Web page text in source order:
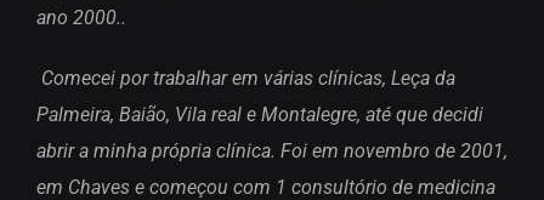
ano 2000..
Comecei por trabalhar em várias clínicas, Leça da
Palmeira, Baião, Vila real e Montalegre, até que decidi
abrir a minha própria clínica. Foi em novembro de 2001,
em Chaves e começou com 1 consultório de medicina